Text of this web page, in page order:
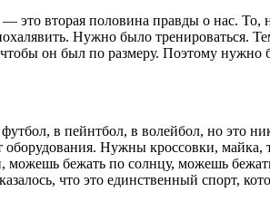
это вторая половина правды о нас. То,
Нужно было тренироваться.
он был по размеру. Поэтому нужно
в пейнтбол, в волейбол, но это
Нужны кроссовки, майка,
бежать по солнцу, можешь
что это единственный спорт,